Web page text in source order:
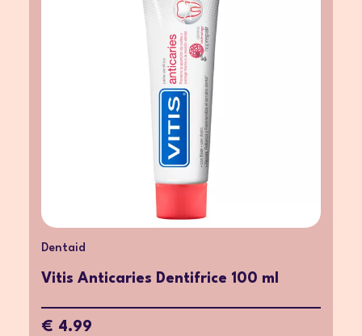
Dentaid
Vitis Anticaries Dentifrice 100 ml
€ 4.99